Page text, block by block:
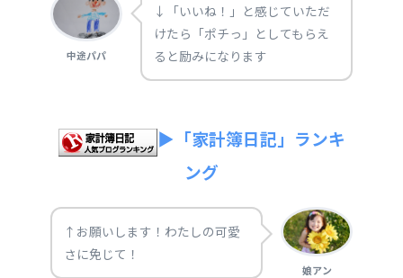
中途パパ
↓「いいね！」と感じていただ
けたら「ポチっ」としてもらえ
ると励みになります
▶「家計簿日記」ランキ
ング
↑お願いします！わたしの可愛
さに免じて！
娘アン